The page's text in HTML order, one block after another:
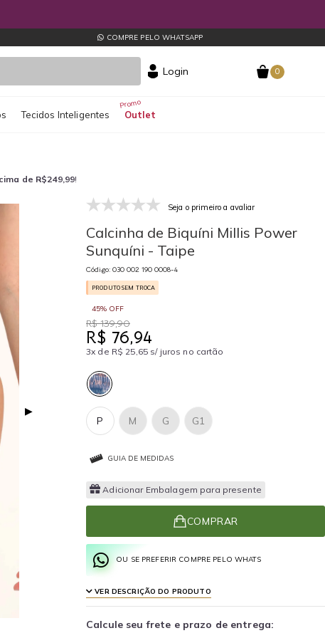
COMPRE PELO WHATSAPP
Login 0
Outlet
Tecidos Inteligentes
de R$249,99!
030 002 190 0008-4
▶
Seja o primeiro a avaliar
Calcinha de Biquíni Millis Power
Sunquíni - Taipe
Código: 030 002 190 0008-4
PRODUTO SEM TROCA
45% OFF
R$ 139,90
R$ 76,94
3x de R$ 25,65 s/ juros no cartão
P G1
G
M
GUIA DE MEDIDAS
Adicionar Embalagem para presente
COMPRAR
OU SE PREFERIR COMPRE PELO WHATS
VER DESCRIÇÃO DO PRODUTO
Calcule seu frete e prazo de entrega: